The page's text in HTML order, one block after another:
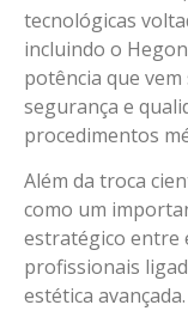
tecnológicas
incluindo o
potência que
segurança e
procedimentos
Além da troca
como um
estratégico entre
profissionais
estética avançada.